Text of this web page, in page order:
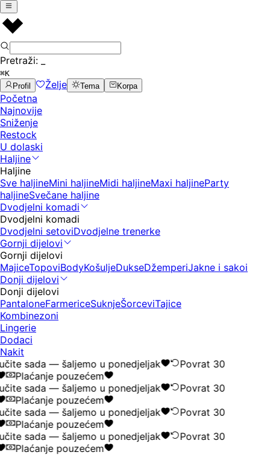
Pretraži:
⌘K
Profil
Želje Tema Korpa
Početna
Najnovije
Sniženje
Restock
U dolaski
Haljine
Haljine
Sve haljineMini haljineMidi haljineMaxi haljineParty
haljineSvečane haljine
Dvodjelni komadi
Dvodjelni komadi
Dvodjelni setoviDvodjelne trenerke
Gornji dijelovi
Gornji dijelovi
MajiceTopoviBodyKošuljeDukseDžemperiJakne i sakoi
Donji dijelovi
Donji dijelovi
PantaloneFarmericeSuknjeŠorceviTajice
Kombinezoni
Lingerie
Dodaci
Nakit
sada — šaljemo u ponedjeljak
Povrat 30
Plaćanje pouzećem
sada — šaljemo u ponedjeljak
Povrat 30
Plaćanje pouzećem
sada — šaljemo u ponedjeljak
Povrat 30
Plaćanje pouzećem
sada — šaljemo u ponedjeljak
Povrat 30
Plaćanje pouzećem